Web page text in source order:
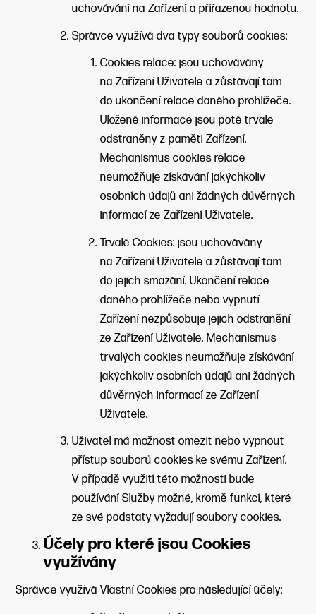
uchovávání na Zařízení a přiřazenou hodnotu.
Správce využívá dva typy souborů cookies:
Cookies relace: jsou uchovávány
na Zařízení Uživatele a zůstávají tam
do ukončení relace daného prohlížeče.
Uložené informace jsou poté trvale
odstraněny z paměti Zařízení.
Mechanismus cookies relace
neumožňuje získávání jakýchkoliv
osobních údajů ani žádných důvěrných
informací ze Zařízení Uživatele.
Trvalé Cookies: jsou uchovávány
na Zařízení Uživatele a zůstávají tam
do jejich smazání. Ukončení relace
daného prohlížeče nebo vypnutí
Zařízení nezpůsobuje jejich odstranění
ze Zařízení Uživatele. Mechanismus
trvalých cookies neumožňuje získávání
jakýchkoliv osobních údajů ani žádných
důvěrných informací ze Zařízení
Uživatele.
Uživatel má možnost omezit nebo vypnout
přístup souborů cookies ke svému Zařízení.
V případě využití této možnosti bude
používání Služby možné, kromě funkcí, které
ze své podstaty vyžadují soubory cookies.
Účely pro které jsou Cookies
využívány
Správce využívá Vlastní Cookies pro následující účely: